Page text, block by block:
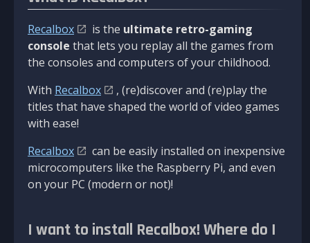
Recalbox is the ultimate retro-gaming
console that lets you replay all the games from
the consoles and computers of your childhood.
With Recalbox
, (re)discover and (re)play the
titles that have shaped the world of video games
with ease!
Recalbox
can be easily installed on inexpensive
microcomputers like the Raspberry Pi, and even
on your PC (modern or not)!
I want to install Recalbox! Where do I